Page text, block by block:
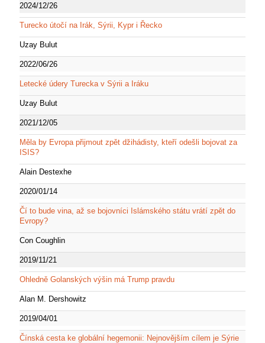
2024/12/26
Turecko útočí na Irák, Sýrii, Kypr i Řecko
Uzay Bulut
2022/06/26
Letecké údery Turecka v Sýrii a Iráku
Uzay Bulut
2021/12/05
Měla by Evropa přijmout zpět džihádisty, kteří odešli bojovat za
ISIS?
Alain Destexhe
2020/01/14
Čí to bude vina, až se bojovníci Islámského státu vrátí zpět do
Evropy?
Con Coughlin
2019/11/21
Ohledně Golanských výšin má Trump pravdu
Alan M. Dershowitz
2019/04/01
Čínská cesta ke globální hegemonii: Nejnovějším cílem je Sýrie